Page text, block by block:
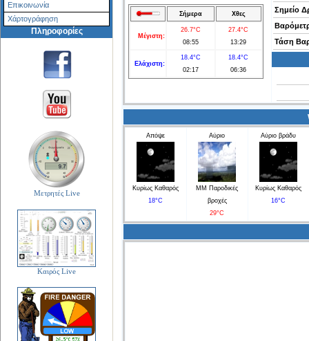
Επικοινωνία
Χάρτoγράφηση
Πληροφορίες
Μετρητές Live
Καιρός Live
Σήμερα Χθες
Μέγιστη:
26.7°C
08:55
27.4°C
13:29
Ελάχιστη:
18.4°C
02:17
18.4°C
06:36
Σημείο
Τάση
Απόψε
Κυρίως Καθαρός
18°C
Αύριο
ΜΜ Παροδικές
βροχές
29°C
Αύριο βράδυ
Κυρίως Καθαρός
16°C